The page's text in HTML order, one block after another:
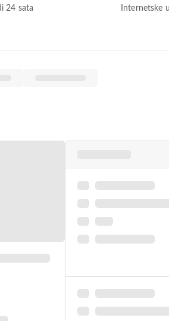
24 sata Internetske